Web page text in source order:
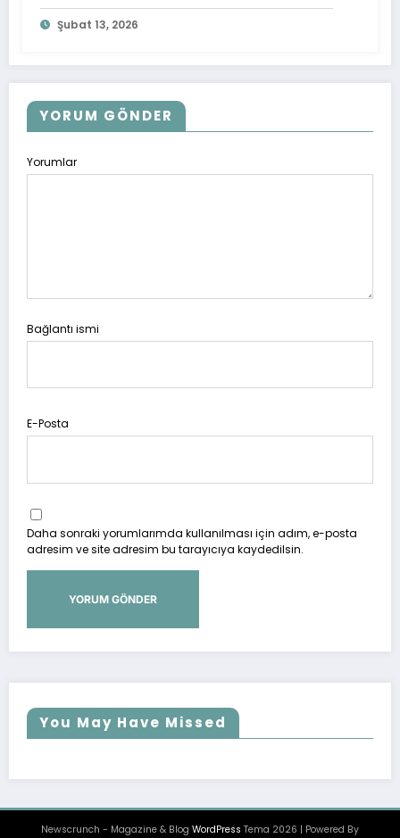
Şubat 13, 2026
YORUM GÖNDER
Yorumlar
Bağlantı ismi
E-Posta
Daha sonraki yorumlarımda kullanılması için adım, e-posta
adresim ve site adresim bu tarayıcıya kaydedilsin.
You May Have Missed
Newscrunch - Magazine & Blog WordPress Tema 2026 | Powered By